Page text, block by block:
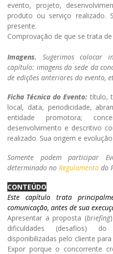
evento, projeto,
produto ou serviço realizado.
presente.
Comprovação de que se trata
Imagens. Sugerimos colocar
capítulo: imagens da sede da
de edições anteriores do evento,
Ficha Técnica do Evento: título,
local, data, periodicidade,
entidade promotora;
desenvolvimento e descritivo
realizado. Sua origem e
Somente podem participar
determinado no Regulamento do
CONTEÚDO
Este capítulo trata
comunicação, antes de sua
Apresentar a proposta (briefing
dificuldades (desafios)
disponibilizadas pelo cliente
Expor porque o concorrente